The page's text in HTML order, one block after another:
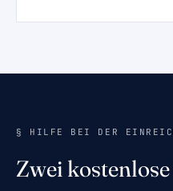
§ HILFE BEI DER
Zwei